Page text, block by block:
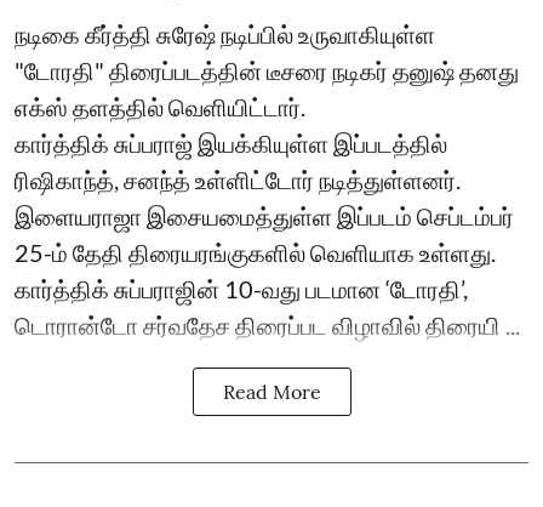
நடிகை கீர்த்தி சுரேஷ் நடிப்பில் உருவாகியுள்ள
"டோரதி" திரைப்படத்தின் டீசரை நடிகர் தனுஷ் தனது
எக்ஸ் தளத்தில் வெளியிட்டார்.
கார்த்திக் சுப்பராஜ் இயக்கியுள்ள இப்படத்தில்
ரிஷிகாந்த், சனந்த் உள்ளிட்டோர் நடித்துள்ளனர்.
இளையராஜா இசையமைத்துள்ள இப்படம் செப்டம்பர்
25-ம் தேதி திரையரங்குகளில் வெளியாக உள்ளது.
கார்த்திக் சுப்பராஜின் 10-வது படமான ‘டோரதி’,
டொரான்டோ சர்வதேச திரைப்பட விழாவில் திரையி ...
Read More